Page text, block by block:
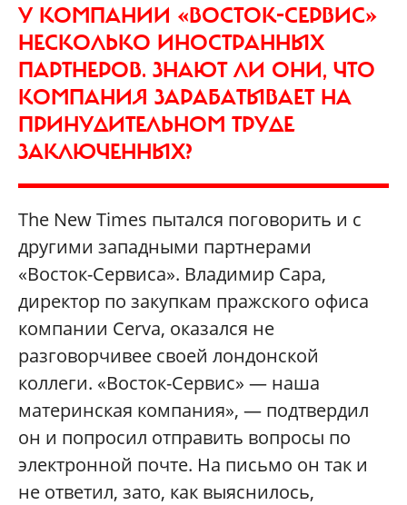
У КОМПАНИИ «ВОСТОК-СЕРВИС»
НЕСКОЛЬКО ИНОСТРАННЫХ
ПАРТНЕРОВ. ЗНАЮТ ЛИ ОНИ, ЧТО
КОМПАНИЯ ЗАРАБАТЫВАЕТ НА
ПРИНУДИТЕЛЬНОМ ТРУДЕ
ЗАКЛЮЧЕННЫХ?
The New Times пытался поговорить и с
другими западными партнерами
«Восток-Сервиса». Владимир Сара,
директор по закупкам пражского офиса
компании Cerva, оказался не
разговорчивее своей лондонской
коллеги. «Восток-Сервис» — наша
материнская компания», — подтвердил
он и попросил отправить вопросы по
электронной почте. На письмо он так и
не ответил, зато, как выяснилось,